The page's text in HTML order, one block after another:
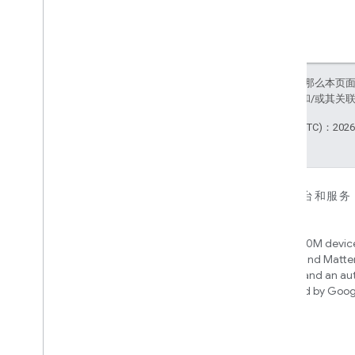
如未另行说明，那么本页
Java 是 Oracle 和/或其关
最后更新时间 (UTC)：
对于应用、平台和服务
Access over 600M
Google Home and
infrastructure, and an
engine powered by